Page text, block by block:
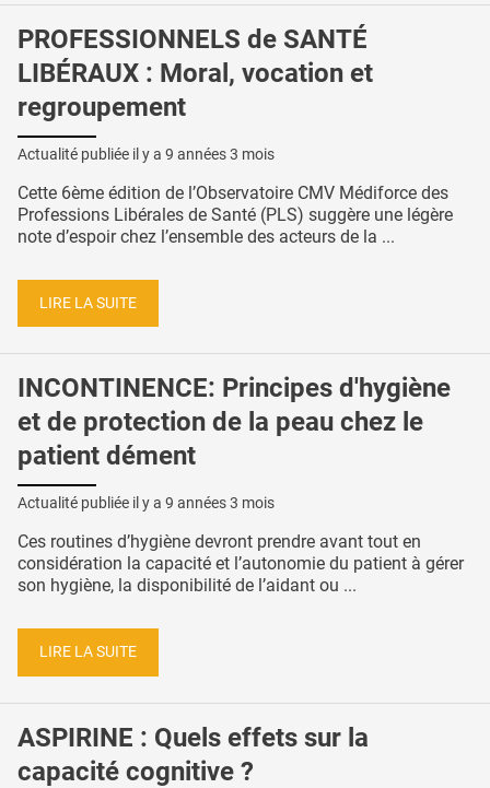
PROFESSIONNELS de SANTÉ
LIBÉRAUX : Moral, vocation et
regroupement
Actualité publiée il y a 9 années 3 mois
Cette 6ème édition de l’Observatoire CMV Médiforce des
Professions Libérales de Santé (PLS) suggère une légère
note d’espoir chez l’ensemble des acteurs de la ...
LIRE LA SUITE
INCONTINENCE: Principes d'hygiène
et de protection de la peau chez le
patient dément
Actualité publiée il y a 9 années 3 mois
Ces routines d’hygiène devront prendre avant tout en
considération la capacité et l’autonomie du patient à gérer
son hygiène, la disponibilité de l’aidant ou ...
LIRE LA SUITE
ASPIRINE : Quels effets sur la
capacité cognitive ?